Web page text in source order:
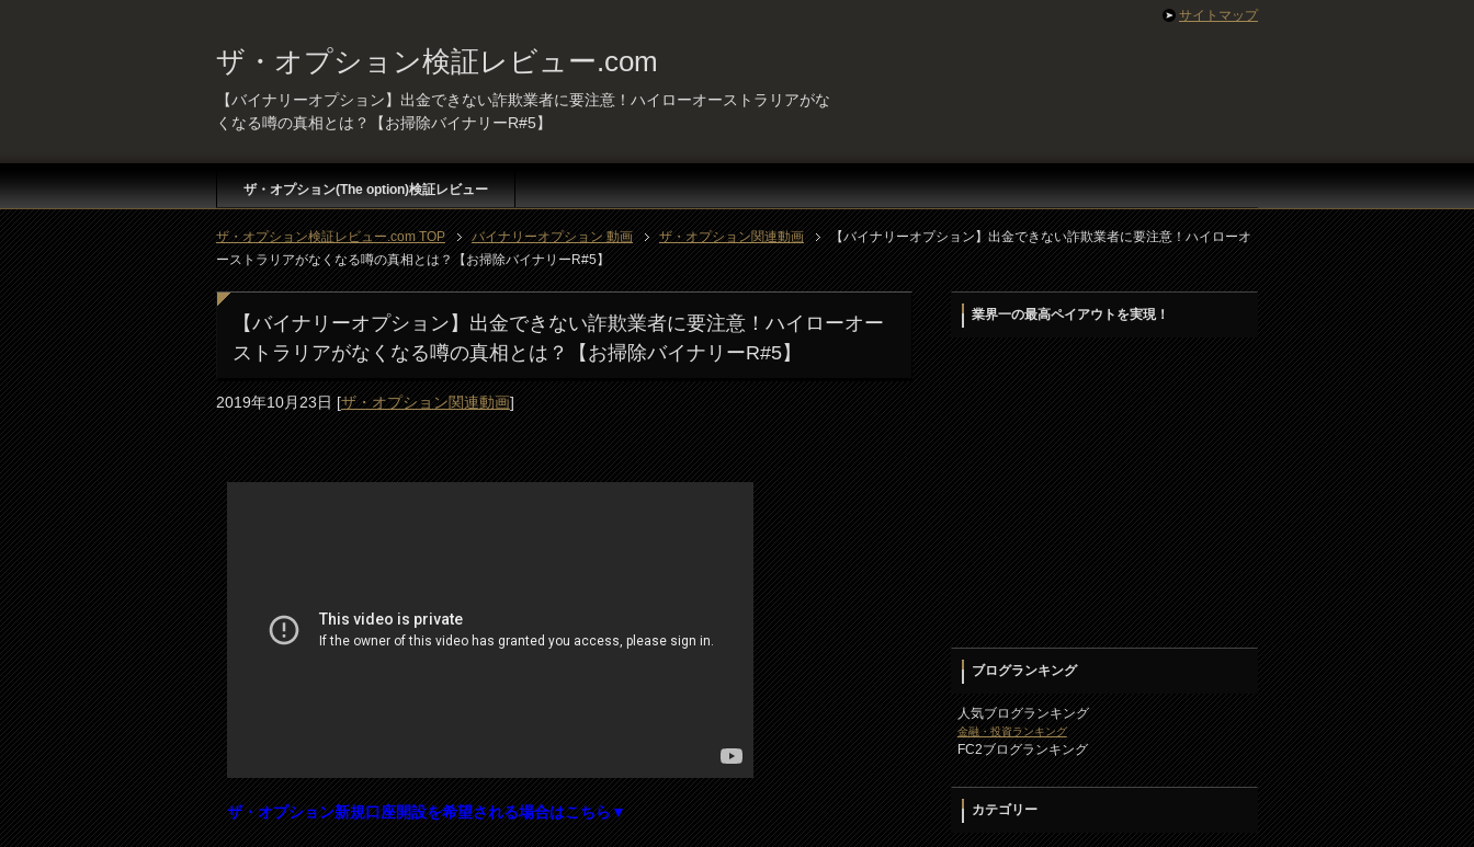
ザ・オプション検証レビュー.com
【バイナリーオプション】出金できない詐欺業者に要注意！ハイローオーストラリアがな
くなる噂の真相とは？【お掃除バイナリーR#5】
ザ・オプション(The option)検証レビュー
ザ・オプション検証レビュー.com TOP バイナリーオプション 動画 ザ・オプション関連動画
【バイナリーオプション】出金できない詐欺業者に要注意！ハイローオ
ーストラリアがなくなる噂の真相とは？【お掃除バイナリーR#5】
【バイナリーオプション】出金できない詐欺業者に要注意！ハイローオー
ストラリアがなくなる噂の真相とは？【お掃除バイナリーR#5】
2019年10月23日[ザ・オプション関連動画]
ザ・オプション新規口座開設を希望される場合はこちら▼
業界一の最高ペイアウトを実現！
ブログランキング
人気ブログランキング
金融・投資ランキング
FC2ブログランキング
カテゴリー
サイトマップ